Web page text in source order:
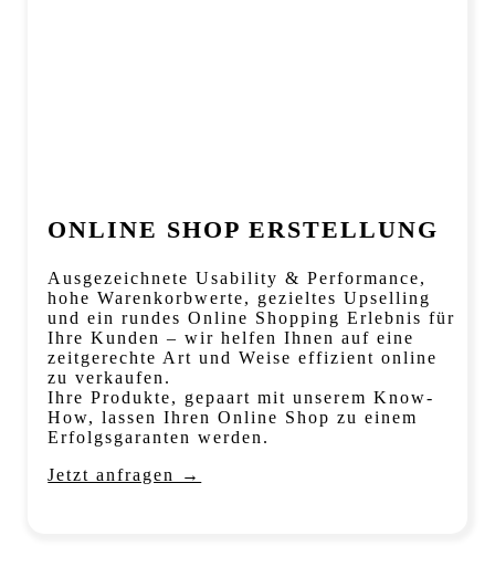
ONLINE SHOP ERSTELLUNG
Ausgezeichnete Usability & Performance,
hohe Warenkorbwerte, gezieltes Upselling
und ein rundes Online Shopping Erlebnis für
Ihre Kunden – wir helfen Ihnen auf eine
zeitgerechte Art und Weise effizient online
zu verkaufen.
Ihre Produkte, gepaart mit unserem Know-
How, lassen Ihren Online Shop zu einem
Erfolgsgaranten werden.
Jetzt anfragen →